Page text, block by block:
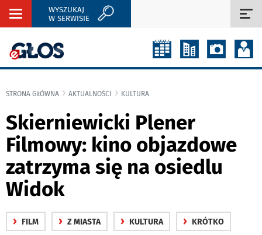
Rozwiń
WYSZUKAJ
W SERWISIE
STRONA GŁÓWNA AKTUALNOŚCI KULTURA
Skierniewicki Plener
Filmowy: kino objazdowe
zatrzyma się na osiedlu
Widok
› FILM › Z MIASTA › KULTURA › KRÓTKO